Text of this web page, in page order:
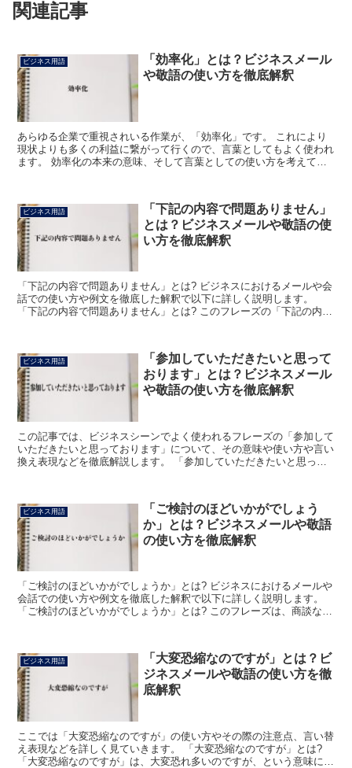
関連記事
ビジネス用語
「効率化」とは？ビジネスメール
や敬語の使い方を徹底解釈
あらゆる企業で重視されいる作業が、「効率化」です。 これにより
現状よりも多くの利益に繋がって行くので、言葉としてもよく使われ
ます。 効率化の本来の意味、そして言葉としての使い方を考えてみ
ビジネス用語
「下記の内容で問題ありません」
とは？ビジネスメールや敬語の使
い方を徹底解釈
「下記の内容で問題ありません」とは? ビジネスにおけるメールや会
話での使い方や例文を徹底した解釈で以下に詳しく説明します。
「下記の内容で問題ありません」とは? このフレーズの「下記の内
ビジネス用語
「参加していただきたいと思って
おります」とは？ビジネスメール
や敬語の使い方を徹底解釈
この記事では、ビジネスシーンでよく使われるフレーズの「参加して
いただきたいと思っております」について、その意味や使い方や言い
換え表現などを徹底解説します。 「参加していただきたいと思って
ビジネス用語
「ご検討のほどいかがでしょう
か」とは？ビジネスメールや敬語
の使い方を徹底解釈
「ご検討のほどいかがでしょうか」とは? ビジネスにおけるメールや
会話での使い方や例文を徹底した解釈で以下に詳しく説明します。
「ご検討のほどいかがでしょうか」とは? このフレーズは、商談など
ビジネス用語
「大変恐縮なのですが」とは？ビ
ジネスメールや敬語の使い方を徹
底解釈
ここでは「大変恐縮なのですが」の使い方やその際の注意点、言い替
え表現などを詳しく見ていきます。 「大変恐縮なのですが」とは?
「大変恐縮なのですが」は、大変恐れ多いのですが、という意味にな